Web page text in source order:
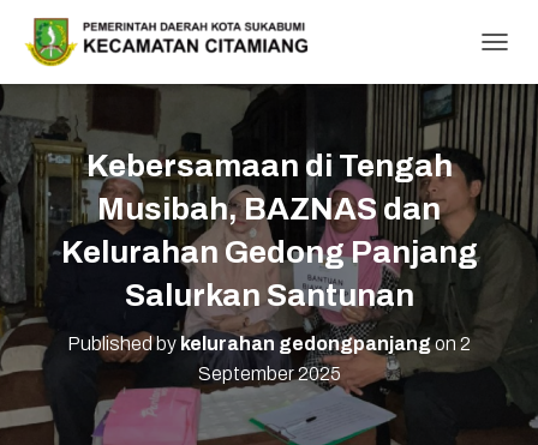
O
G
L
E
N
A
Kebersamaan di Tengah
Musibah, BAZNAS dan
Kelurahan Gedong Panjang
Salurkan Santunan
Published by kelurahan gedongpanjangon2
September 2025